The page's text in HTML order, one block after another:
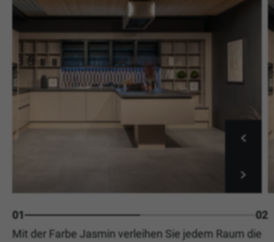
01
02
Mit der Farbe Jasmin verleihen Sie jedem Raum die